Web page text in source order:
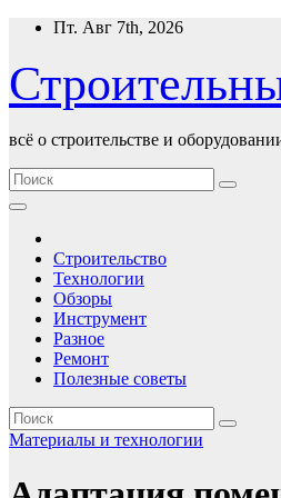
Перейти
содержимому
Пт. Авг 7th, 2026
всё о строительстве и
Строительство
Технологии
Обзоры
Инструмент
Разное
Ремонт
Полезные советы
Материалы и технологии